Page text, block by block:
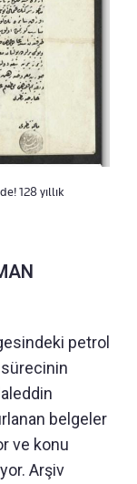
128 yıllık
petrol
belgeler
ve konu
Arşiv